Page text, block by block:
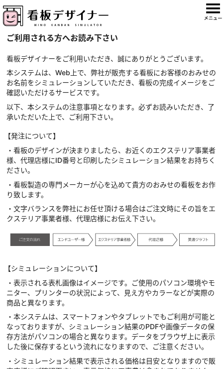
ご利用される方へお読み下さい
看板デザイナーをご利用いただき、誠にありがとうございます。
本システムは、Web上で、弊社が販売する看板にお客様のおみせの
お名前をシミュレーションしていただき、看板の完成イメージをご
確認いただけるサービスです。
以下、本システムの注意事項となります。必ずお読みいただき、了
承いただいた上で、ご利用下さい。
【発注について】
・看板のデザインが決まりましたら、お近くのエクステリア事業者
様、代理店様にID番号と印刷したシミュレーション結果をお持ちく
ださい。
・看板製造の専門メーカーが心を込めて貴方のおみせの看板をお作
り致します。
・文字バランスを弊社にお任せ頂ける場合はご注文時にその旨をエ
クステリア事業者様、代理店様にお伝え下さい。
【シミュレーションについて】
・表示される表札画像はイメージです。ご使用のパソコン環境やモ
ニター、プリンターの状況によって、見え方やカラーなどが実際の
商品と異なります。
・本システムは、スマートフォンやタブレットでもご利用が可能と
なっておりますが、シミュレーション結果のPDFや画像データの保
存方法がパソコンの場合と異なります。データをブラウザ上に表示
した後に保存するという流れになりますので、ご注意ください。
・シミュレーション結果で表示される価格は目安となりますので販